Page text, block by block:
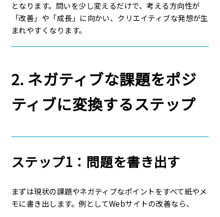
となります。問いを少し変えるだけで、考える方向性が
「改善」や「成長」に向かい、クリエイティブな発想が生
まれやすくなります。
2. ネガティブな課題をポジ
ティブに変換するステップ
ステップ1：問題を書き出す
まずは現状の課題やネガティブなポイントをすべて紙やメ
モに書き出します。例としてWebサイトの改善なら、